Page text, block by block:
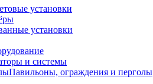
установки
установки
и системы
Павильоны, ограждения и перголы